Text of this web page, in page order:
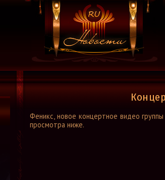
Новости
Новости.Рус
Видео
Концерты
Репортажи
Группы
Рецензии
Интервью
Графика
Феникс, новое концертное видео
просмотра ниже.